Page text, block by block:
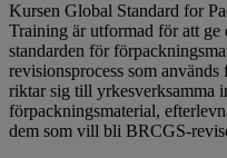
Kursen Global Standard for
Training är utformad för att
standarden för
revisionsprocess som
riktar sig till yrkesverksamma
förpackningsmaterial,
dem som vill bli BRCGS-